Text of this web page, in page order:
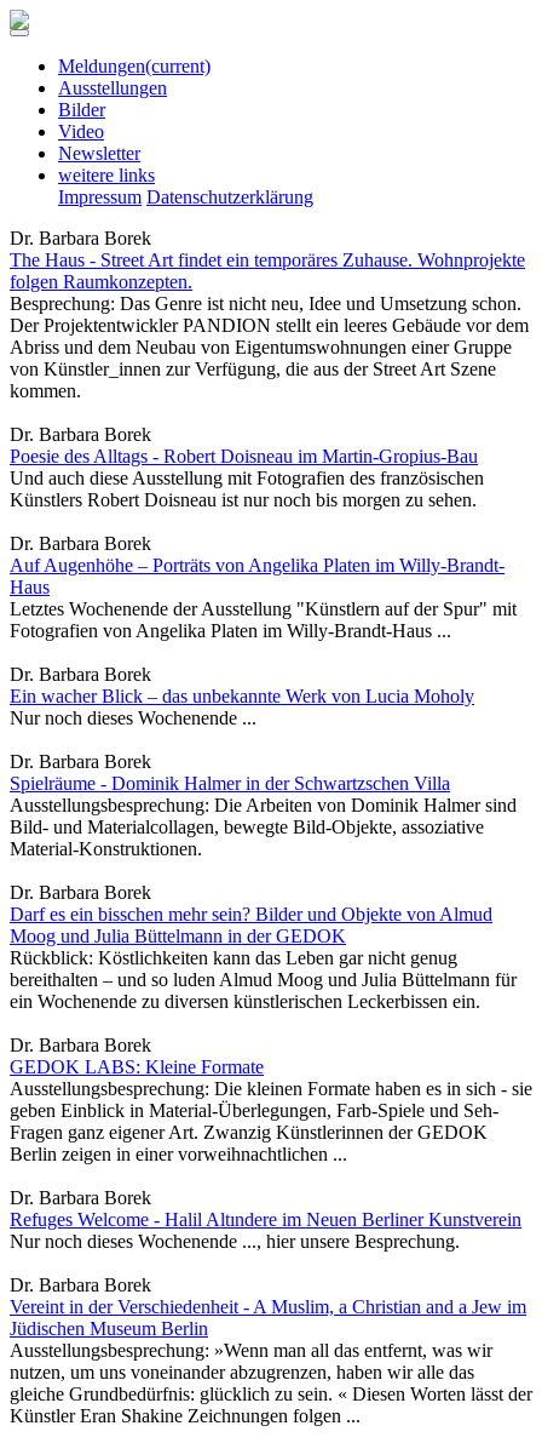
Meldungen(current)
Ausstellungen
Bilder
Video
Newsletter
weitere links
Impressum Datenschutzerklärung
Dr. Barbara Borek
The Haus - Street Art findet ein temporäres Zuhause. Wohnprojekte
folgen Raumkonzepten.
Besprechung: Das Genre ist nicht neu, Idee und Umsetzung schon.
Der Projektentwickler PANDION stellt ein leeres Gebäude vor dem
Abriss und dem Neubau von Eigentumswohnungen einer Gruppe
von Künstler_innen zur Verfügung, die aus der Street Art Szene
kommen.
Dr. Barbara Borek
Poesie des Alltags - Robert Doisneau im Martin-Gropius-Bau
Und auch diese Ausstellung mit Fotografien des französischen
Künstlers Robert Doisneau ist nur noch bis morgen zu sehen.
Dr. Barbara Borek
Auf Augenhöhe – Porträts von Angelika Platen im Willy-Brandt-
Haus
Letztes Wochenende der Ausstellung "Künstlern auf der Spur" mit
Fotografien von Angelika Platen im Willy-Brandt-Haus ...
Dr. Barbara Borek
Ein wacher Blick – das unbekannte Werk von Lucia Moholy
Nur noch dieses Wochenende ...
Dr. Barbara Borek
Spielräume - Dominik Halmer in der Schwartzschen Villa
Ausstellungsbesprechung: Die Arbeiten von Dominik Halmer sind
Bild- und Materialcollagen, bewegte Bild-Objekte, assoziative
Material-Konstruktionen.
Dr. Barbara Borek
Darf es ein bisschen mehr sein? Bilder und Objekte von Almud
Moog und Julia Büttelmann in der GEDOK
Rückblick: Köstlichkeiten kann das Leben gar nicht genug
bereithalten – und so luden Almud Moog und Julia Büttelmann für
ein Wochenende zu diversen künstlerischen Leckerbissen ein.
Dr. Barbara Borek
GEDOK LABS: Kleine Formate
Ausstellungsbesprechung: Die kleinen Formate haben es in sich - sie
geben Einblick in Material-Überlegungen, Farb-Spiele und Seh-
Fragen ganz eigener Art. Zwanzig Künstlerinnen der GEDOK
Berlin zeigen in einer vorweihnachtlichen ...
Dr. Barbara Borek
Refuges Welcome - Halil Altındere im Neuen Berliner Kunstverein
Nur noch dieses Wochenende ..., hier unsere Besprechung.
Dr. Barbara Borek
Vereint in der Verschiedenheit - A Muslim, a Christian and a Jew im
Jüdischen Museum Berlin
Ausstellungsbesprechung: »Wenn man all das entfernt, was wir
nutzen, um uns voneinander abzugrenzen, haben wir alle das
gleiche Grundbedürfnis: glücklich zu sein. « Diesen Worten lässt der
Künstler Eran Shakine Zeichnungen folgen ...